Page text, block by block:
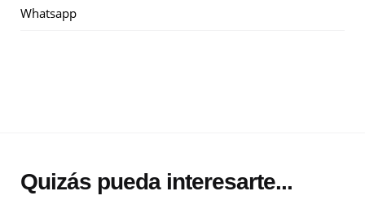
Whatsapp
Quizás pueda interesarte...